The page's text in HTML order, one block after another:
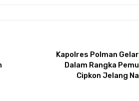
Kapolres Polman
Dalam Rangka
Cipkon Jelang